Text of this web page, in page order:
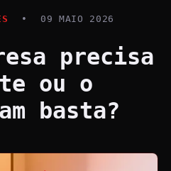
• 09 MAIO 2026
precisa
ou o
basta?